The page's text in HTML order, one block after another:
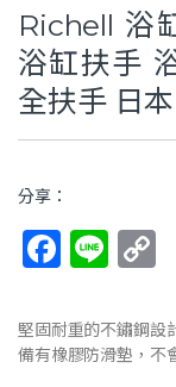
Richell 浴
浴缸扶手
全扶手 日
分享：
F
c
e
Li
e
y
堅固耐重的不鏽鋼設
備有橡膠防滑墊，不